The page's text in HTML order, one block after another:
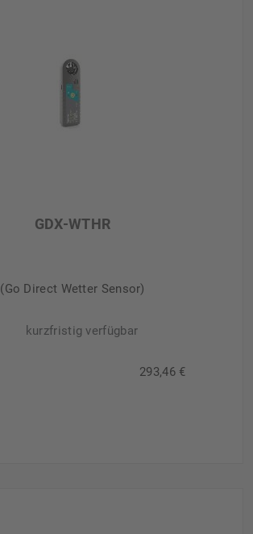
GDX-WTHR
(Go Direct Wetter Sensor)
kurzfristig verfügbar
293,46 €